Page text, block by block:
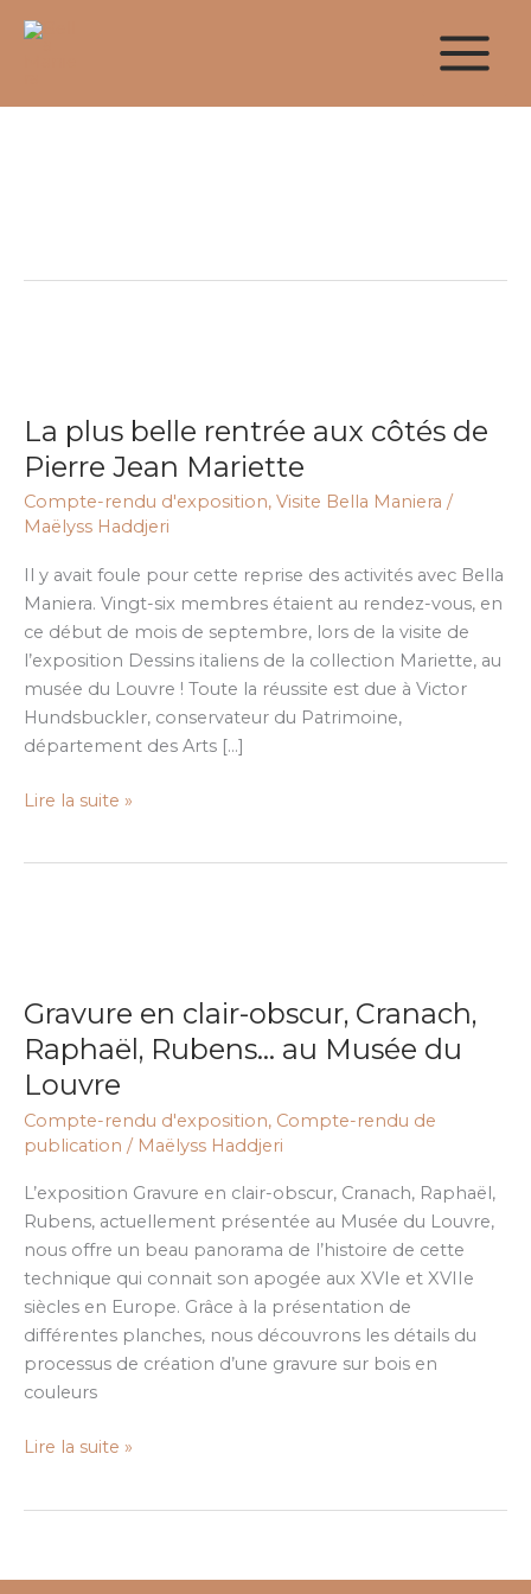
La plus belle rentrée aux côtés de
Pierre Jean Mariette
Compte-rendu d'exposition, Visite Bella Maniera /
Maëlyss Haddjeri
Il y avait foule pour cette reprise des activités avec Bella
Maniera. Vingt-six membres étaient au rendez-vous, en
ce début de mois de septembre, lors de la visite de
l’exposition Dessins italiens de la collection Mariette, au
musée du Louvre ! Toute la réussite est due à Victor
Hundsbuckler, conservateur du Patrimoine,
département des Arts […]
belle
rentrée
côtés
Pierre
Jean
Mariette
Lire la suite »
Gravure en clair-obscur, Cranach,
Raphaël, Rubens… au Musée du
Louvre
Compte-rendu d'exposition, Compte-rendu de
publication / Maëlyss Haddjeri
L’exposition Gravure en clair-obscur, Cranach, Raphaël,
Rubens, actuellement présentée au Musée du Louvre,
nous offre un beau panorama de l’histoire de cette
technique qui connait son apogée aux XVIe et XVIIe
siècles en Europe. Grâce à la présentation de
différentes planches, nous découvrons les détails du
processus de création d’une gravure sur bois en
couleurs
clair-
obscur,
Cranach,
Raphaël,
Rubens…
au
Musée
du
Lire la suite »